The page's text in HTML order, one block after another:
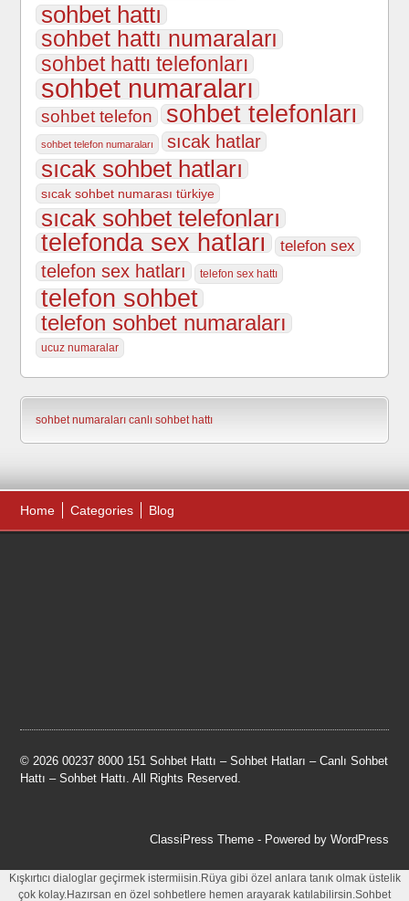
sohbet hattı
sohbet hattı numaraları
sohbet hattı telefonları
sohbet numaraları
sohbet telefon sohbet telefonları
sohbet telefon numaraları sıcak hatlar
sıcak sohbet hatları
sıcak sohbet numarası türkiye
sıcak sohbet telefonları
telefonda sex hatları telefon sex
telefon sex hatları telefon sex hattı
telefon sohbet
telefon sohbet numaraları
ucuz numaralar
sohbet numaraları canlı sohbet hattı
Home Categories Blog
© 2026 00237 8000 151 Sohbet Hattı – Sohbet Hatları – Canlı Sohbet
Hattı – Sohbet Hattı. All Rights Reserved.
ClassiPress Theme- Powered by WordPress
Kışkırtıcı dialoglar geçirmek istermiisin.Rüya gibi özel anlara tanık olmak üstelik
çok kolay.Hazırsan en özel sohbetlere hemen arayarak katılabilirsin.Sohbet